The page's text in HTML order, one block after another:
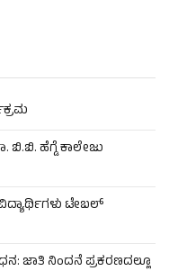
ಹೆಗ್ಡೆ ಕಾಲೇಜು
ಟೇಬಲ್‌
ಜಾತಿ ನಿಂದನೆ ಪ್ರಕರಣದಲ್ಲೂ